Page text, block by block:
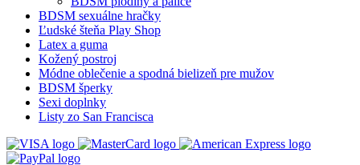
BDSM sexuálne hračky
Ľudské šteňa Play Shop
Latex a guma
Kožený postroj
Módne oblečenie a spodná bielizeň pre mužov
BDSM šperky
Sexi doplnky
Listy zo San Francisca